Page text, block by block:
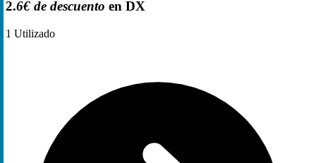
2.6€ de descuento en DX
1 Utilizado